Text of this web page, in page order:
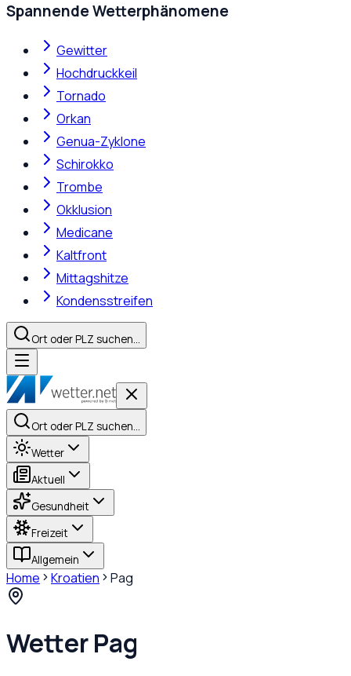
Spannende Wetterphänomene
Gewitter
Hochdruckkeil
Tornado
Orkan
Genua-Zyklone
Schirokko
Trombe
Okklusion
Medicane
Kaltfront
Mittagshitze
Kondensstreifen
Ort oder PLZ suchen…
Ort oder PLZ suchen…
Wetter
Aktuell
Gesundheit
Freizeit
Allgemein
Home Kroatien Pag
WetterPag